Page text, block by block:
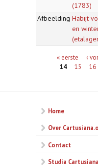
(1783)
Afbeelding Habijt
en
Pagina's« eerste ‹
14
15 16
Home
Over
Contact
Studia